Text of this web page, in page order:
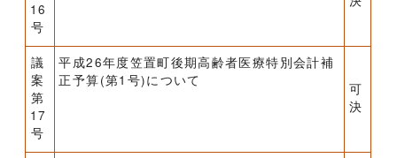
16
号
議
案
第
17
号
平成26年度笠置町後期高齢者医療特別会計補
正予算(第1号)について
可
決